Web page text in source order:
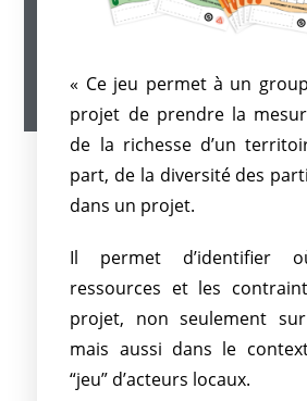
« Ce jeu permet à un
projet de prendre la
de la richesse d’un
part, de la diversité des
dans un projet.
Il permet d’identifier
ressources et les
projet, non seulement
mais aussi dans le
“jeu” d’acteurs locaux.